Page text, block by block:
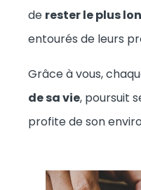
de rester le plus
entourés de leurs
Grâce à vous,
de sa vie, poursuit
profite de son